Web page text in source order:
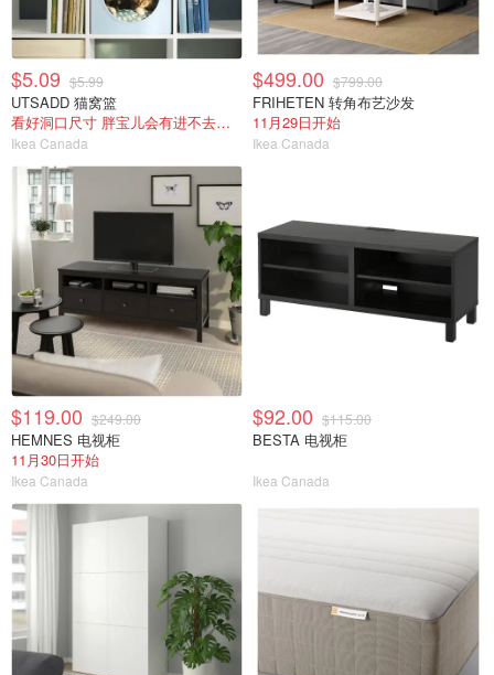
$5.09 $5.99
UTSADD 猫窝篮
看好洞口尺寸 胖宝儿会有进不去的风险
Ikea Canada
$499.00 $799.00
FRIHETEN 转角布艺沙发
11月29日开始
Ikea Canada
$119.00 $249.00
HEMNES 电视柜
11月30日开始
Ikea Canada
$92.00 $115.00
BESTA 电视柜
Ikea Canada